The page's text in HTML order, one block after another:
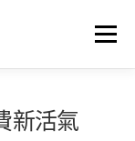
選單
新活氣